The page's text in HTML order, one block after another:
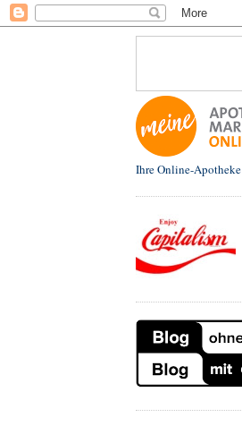
Ihre Online-Apotheke